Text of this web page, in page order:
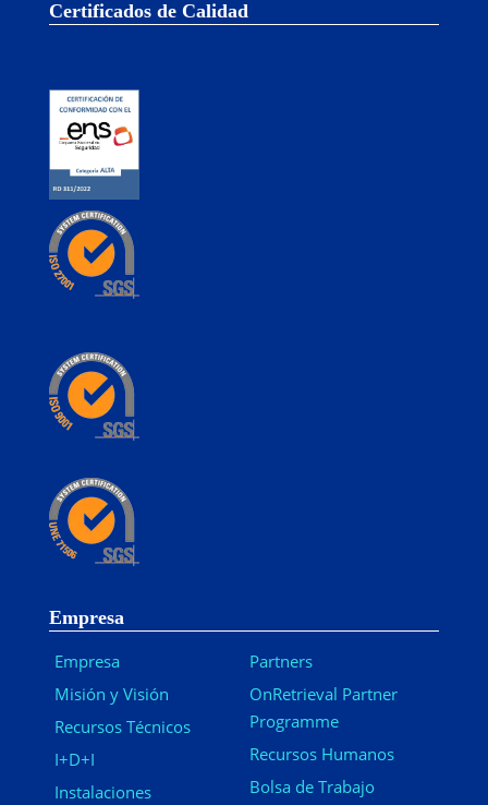
Certificados de Calidad
Empresa
Empresa
Misión y Visión
Recursos Técnicos
I+D+I
Instalaciones
Partners
OnRetrieval Partner
Programme
Recursos Humanos
Bolsa de Trabajo